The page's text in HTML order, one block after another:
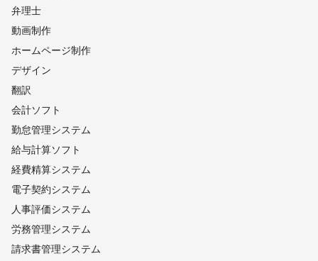
弁理士
動画制作
ホームページ制作
デザイン
翻訳
会計ソフト
勤怠管理システム
給与計算ソフト
経費精算システム
電子契約システム
人事評価システム
労務管理システム
請求書管理システム